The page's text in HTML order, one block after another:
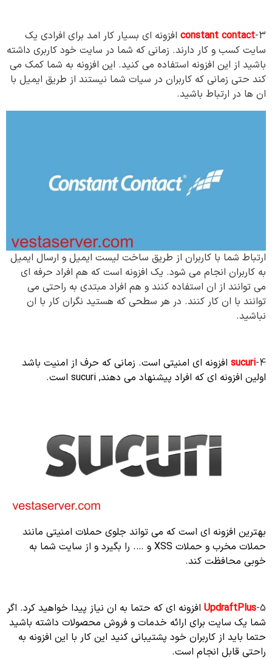
3-
constant contact افزونه ای بسیار کار امد برای افرادی یک
سایت کسب و کار دارند. زمانی که شما در سایت خود کاربری داشته
باشید از این افزونه استفاده می کنید. این افزونه به شما کمک می
کند حتی زمانی که کاربران در سیات شما نیستند از طریق ایمیل با
ان ها در ارتباط باشید.
ارتباط شما با کاربران از طریق ساخت لیست ایمیل و ارسال ایمیل
به کاربران انجام می شود. یک افزونه است که هم افراد حرفه ای
می توانند از ان استفاده کنند و هم افراد مبتدی به راحتی می
توانند با ان کار کنند. در هر سطحی که هستید نگران کار با ان
نباشید.
4-
sucuri افزونه ای امنیتی است. زمانی که حرف از امنیت باشد
اولین افزونه ای که افراد پیشنهاد می دهند, sucuri است.
بهترین افزونه ای است که می تواند جلوی حملات امنیتی مانند
حملات مخرب و حملات XSS و …. را بگیرد و از سایت شما به
خوبی محافظت کند.
5-
UpdraftPlus افزونه ای که حتما به ان نیاز پیدا خواهید کرد. اگر
شما یک سایت برای ارائه خدمات و فروش محصولات داشته باشید
حتما باید از کاربران خود پشتیبانی کنید این کار با این افزونه به
راحتی قابل انجام است.